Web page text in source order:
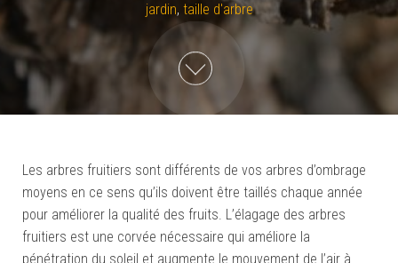
jardin, taille d'arbre
Les arbres fruitiers sont différents de vos arbres d’ombrage
moyens en ce sens qu’ils doivent être taillés chaque année
pour améliorer la qualité des fruits. L’élagage des arbres
fruitiers est une corvée nécessaire qui améliore la
pénétration du soleil et augmente le mouvement de l’air à